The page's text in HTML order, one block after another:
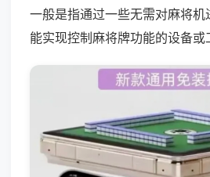
一般是指通过一些无需对麻将
能实现控制麻将牌功能的设备或